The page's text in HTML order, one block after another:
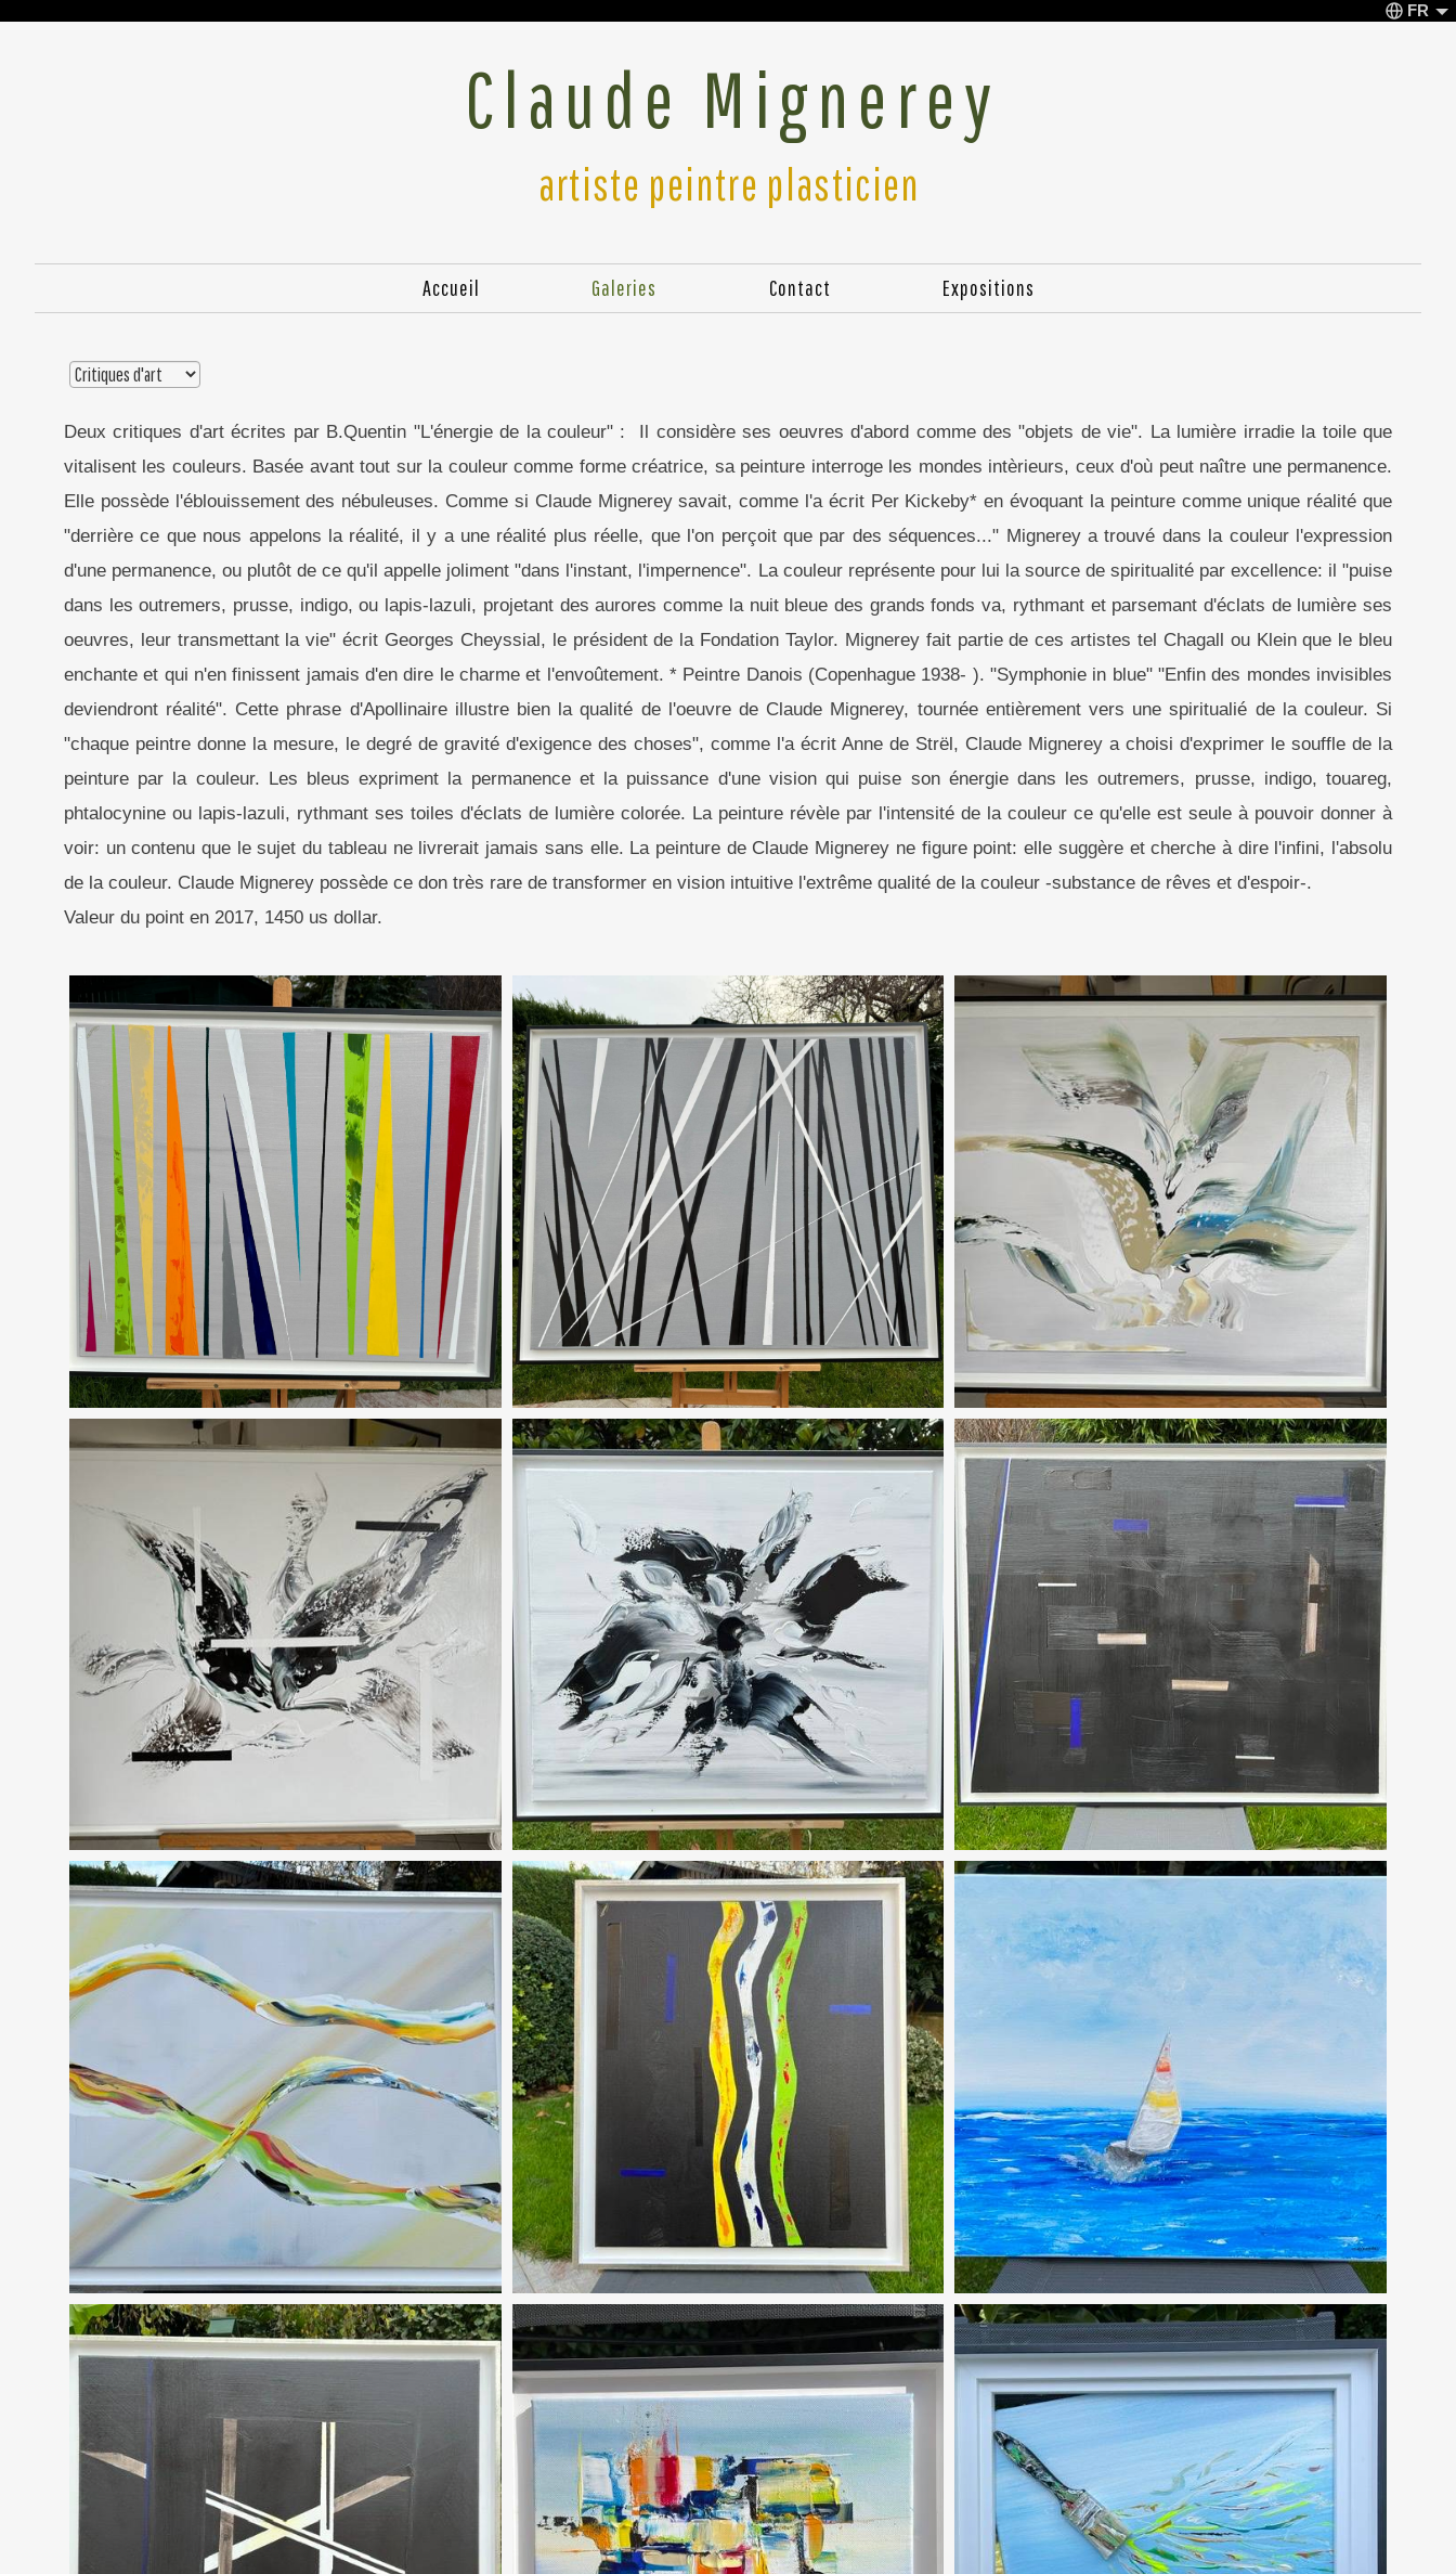
FR
Claude Mignerey
artiste peintre plasticien
Accueil Galeries Contact Expositions
Deux critiques d'art écrites par B.Quentin "L'énergie de la couleur" : Il considère ses oeuvres d'abord comme des "objets de vie". La lumière irradie la toile que
vitalisent les couleurs. Basée avant tout sur la couleur comme forme créatrice, sa peinture interroge les mondes intèrieurs, ceux d'où peut naître une permanence.
Elle possède l'éblouissement des nébuleuses. Comme si Claude Mignerey savait, comme l'a écrit Per Kickeby* en évoquant la peinture comme unique réalité que
"derrière ce que nous appelons la réalité, il y a une réalité plus réelle, que l'on perçoit que par des séquences..." Mignerey a trouvé dans la couleur l'expression
d'une permanence, ou plutôt de ce qu'il appelle joliment "dans l'instant, l'impernence". La couleur représente pour lui la source de spiritualité par excellence: il "puise
dans les outremers, prusse, indigo, ou lapis-lazuli, projetant des aurores comme la nuit bleue des grands fonds va, rythmant et parsemant d'éclats de lumière ses
oeuvres, leur transmettant la vie" écrit Georges Cheyssial, le président de la Fondation Taylor. Mignerey fait partie de ces artistes tel Chagall ou Klein que le bleu
enchante et qui n'en finissent jamais d'en dire le charme et l'envoûtement. * Peintre Danois (Copenhague 1938- ). "Symphonie in blue" "Enfin des mondes invisibles
deviendront réalité". Cette phrase d'Apollinaire illustre bien la qualité de l'oeuvre de Claude Mignerey, tournée entièrement vers une spiritualié de la couleur. Si
"chaque peintre donne la mesure, le degré de gravité d'exigence des choses", comme l'a écrit Anne de Strël, Claude Mignerey a choisi d'exprimer le souffle de la
peinture par la couleur. Les bleus expriment la permanence et la puissance d'une vision qui puise son énergie dans les outremers, prusse, indigo, touareg,
phtalocynine ou lapis-lazuli, rythmant ses toiles d'éclats de lumière colorée. La peinture révèle par l'intensité de la couleur ce qu'elle est seule à pouvoir donner à
voir: un contenu que le sujet du tableau ne livrerait jamais sans elle. La peinture de Claude Mignerey ne figure point: elle suggère et cherche à dire l'infini, l'absolu
de la couleur. Claude Mignerey possède ce don très rare de transformer en vision intuitive l'extrême qualité de la couleur -substance de rêves et d'espoir-.
Valeur du point en 2017, 1450 us dollar.